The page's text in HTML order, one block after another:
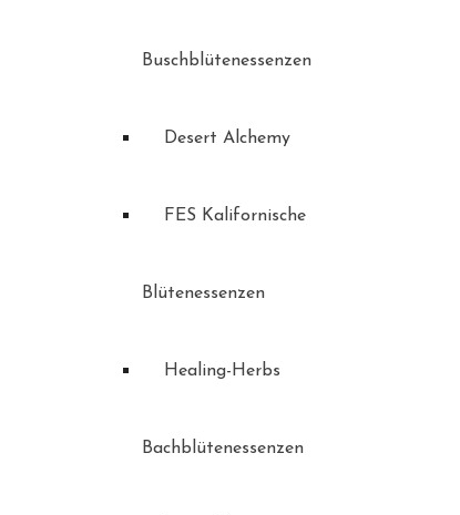
Buschblütenessenzen
Desert Alchemy
FES Kalifornische
Blütenessenzen
Healing-Herbs
Bachblütenessenzen